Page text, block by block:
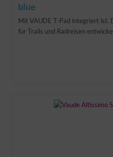
blue
Mit VAUDE T-Pad integriert ist.
für Trails und Radreisen